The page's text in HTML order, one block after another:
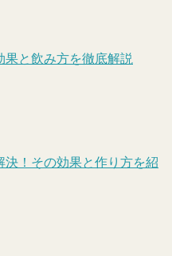
と飲み方を徹底解説
！その効果と作り方を紹